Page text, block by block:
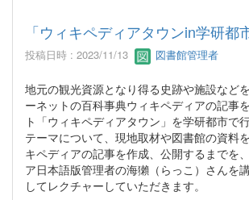
「ウィキペディアタウンin学研都
投稿日時 : 2023/11/13 図書館管理者
地元の観光資源となり得る史跡や施設など
ーネットの百科事典ウィキペディアの記事
ト「ウィキペディアタウン」を学研都市で
テーマについて、現地取材や図書館の資料
キペディアの記事を作成、公開するまでを
ア日本語版管理者の海獺（らっこ）さんを
してレクチャーしていただきます。